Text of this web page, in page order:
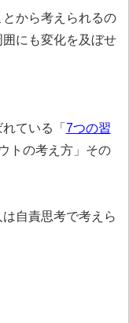
から考えられるの
にも変化を及ぼせ
ている「 7つの習
トの考え方」その
自責思考で考えら